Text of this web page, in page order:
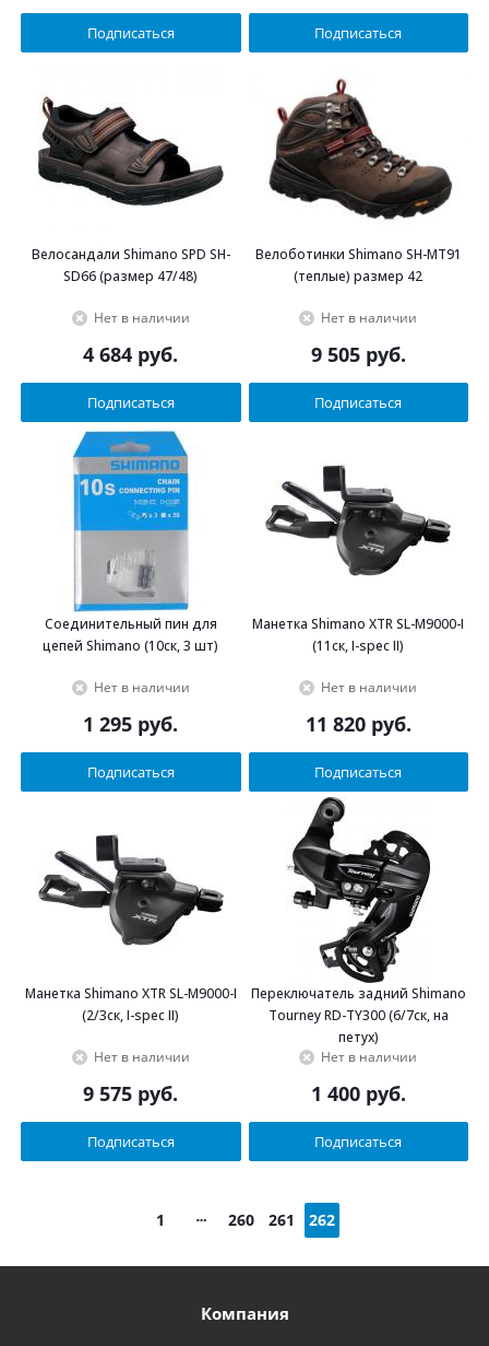
Подписаться Подписаться
Велосандали Shimano SPD SH-
SD66 (размер 47/48)
Нет в наличии
4 684 руб.
Подписаться
Велоботинки Shimano SH-MT91
(теплые) размер 42
Нет в наличии
9 505руб.
Подписаться
Соединительный пин для
цепей Shimano (10ск, 3 шт)
Нет в наличии
1 295 руб.
Подписаться
Манетка Shimano XTR SL-M9000-I
(11ск, I-spec II)
Нет в наличии
11 820руб.
Подписаться
Манетка Shimano XTR SL-M9000-I
(2/3ск, I-spec II)
Нет в наличии
9 575 руб.
Подписаться
Переключатель задний Shimano
Tourney RD-TY300 (6/7ск, на
петух)
Нет в наличии
1 400руб.
Подписаться
1 260 261 262
Компания